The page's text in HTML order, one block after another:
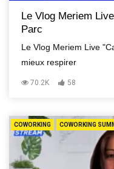
Le Vlog Meriem
Parc
Le Vlog Meriem Live
mieux respirer
70.2K 58
COWORKING COWORKING